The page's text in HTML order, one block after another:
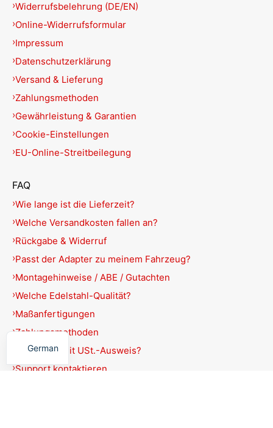
Widerrufsbelehrung (DE/EN)
Online-Widerrufsformular
Impressum
Datenschutzerklärung
Versand & Lieferung
Zahlungsmethoden
Gewährleistung & Garantien
Cookie-Einstellungen
EU-Online-Streitbeilegung
FAQ
Wie lange ist die Lieferzeit?
Welche Versandkosten fallen an?
Rückgabe & Widerruf
Passt der Adapter zu meinem Fahrzeug?
Montagehinweise / ABE / Gutachten
Welche Edelstahl-Qualität?
Maßanfertigungen
Zahlungsmethoden
Rechnung mit USt.-Ausweis?
Support kontaktieren
German
English